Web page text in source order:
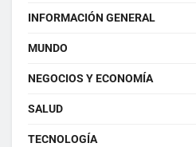
INFORMACIÓN GENERAL
MUNDO
NEGOCIOS Y ECONOMÍA
SALUD
TECNOLOGÍA